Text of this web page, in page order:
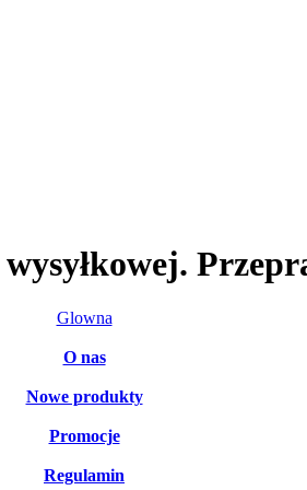
Glowna
O nas
Nowe produkty
Promocje
Regulamin